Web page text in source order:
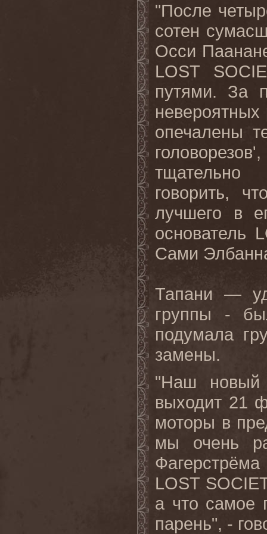
"После
сотен
Осси
LOST
путями. За
невероятных
опечалены
тщательно
говорить,
лучшего в
основатель
Сами
Тапани —
группы -
подумала
замены.
"Наш новый
выходит 21
моторы в
мы очень
LOST
а что самое
парень", -